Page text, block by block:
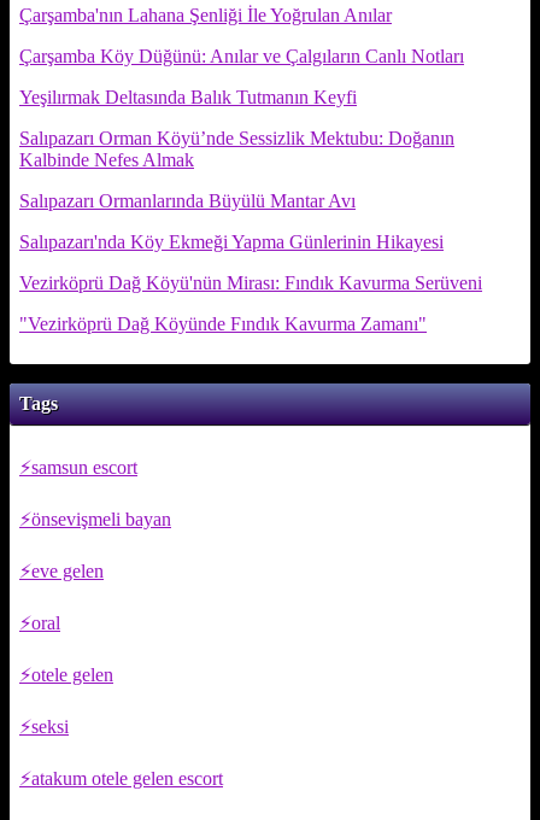
Çarşamba'nın Lahana Şenliği İle Yoğrulan Anılar
Çarşamba Köy Düğünü: Anılar ve Çalgıların Canlı Notları
Yeşilırmak Deltasında Balık Tutmanın Keyfi
Salıpazarı Orman Köyü’nde Sessizlik Mektubu: Doğanın
Kalbinde Nefes Almak
Salıpazarı Ormanlarında Büyülü Mantar Avı
Salıpazarı'nda Köy Ekmeği Yapma Günlerinin Hikayesi
Vezirköprü Dağ Köyü'nün Mirası: Fındık Kavurma Serüveni
"Vezirköprü Dağ Köyünde Fındık Kavurma Zamanı"
Tags
samsun escort
önsevişmeli bayan
eve gelen
oral
otele gelen
seksi
atakum otele gelen escort